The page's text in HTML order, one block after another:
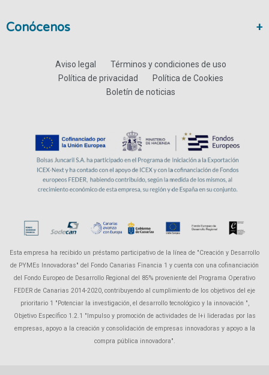
Conócenos
Aviso legal
Términos y condiciones de uso
Política de privacidad
Política de Cookies
Boletín de noticias
Esta empresa ha recibido un préstamo participativo de la línea de "Creación y Desarrollo
de PYMEs Innovadoras" del Fondo Canarias Financia 1 y cuenta con una cofinanciación
del Fondo Europeo de Desarrollo Regional del 85% proveniente del Programa Operativo
FEDER de Canarias 2014-2020, contribuyendo al cumplimiento de los objetivos del eje
prioritario 1 "Potenciar la investigación, el desarrollo tecnológico y la innovación ",
Objetivo Específico 1.2.1 "Impulso y promoción de actividades de I+i lideradas por las
empresas, apoyo a la creación y consolidación de empresas innovadoras y apoyo a la
compra pública innovadora".